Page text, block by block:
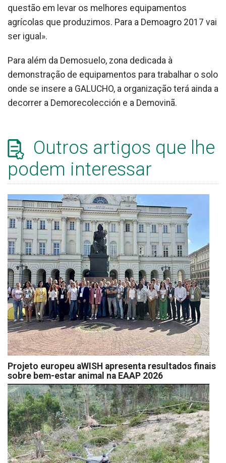
questão em levar os melhores equipamentos
agrícolas que produzimos. Para a Demoagro 2017 vai
ser igual».
Para além da Demosuelo, zona dedicada à
demonstração de equipamentos para trabalhar o solo
onde se insere a GALUCHO, a organização terá ainda a
decorrer a Demorecolección e a Demovinã.
Outros artigos que lhe
podem interessar
Projeto europeu aWISH apresenta resultados finais
sobre bem-estar animal na EAAP 2026